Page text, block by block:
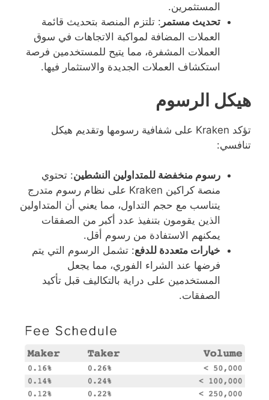
المستثمرين.
تحديث مستمر : تلتزم المنصة بتحديث قائمة
العملات المضافة لمواكبة الاتجاهات في سوق
العملات المشفرة، مما يتيح للمستخدمين فرصة
استكشاف العملات الجديدة والاستثمار فيها.
هيكل الرسوم
تؤكد Kraken على شفافية رسومها وتقديم هيكل
تنافسي:
رسوم منخفضة للمتداولين النشطين: تحتوي
منصة كراكين Kraken على نظام رسوم متدرج
يتناسب مع حجم التداول، مما يعني أن المتداولين
الذين يقومون بتنفيذ عدد أكبر من الصفقات
يمكنهم الاستفادة من رسوم أقل.
خيارات متعددة للدفع: تشمل الرسوم التي يتم
فرضها عند الشراء الفوري، مما يجعل
المستخدمين على دراية بالتكاليف قبل تأكيد
الصفقات.